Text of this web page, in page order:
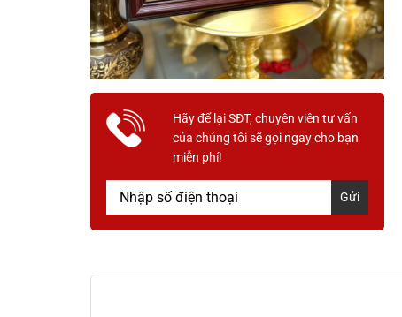
Hãy để lại SĐT, chuyên viên tư vấn
của chúng tôi sẽ gọi ngay cho bạn
miễn phí!